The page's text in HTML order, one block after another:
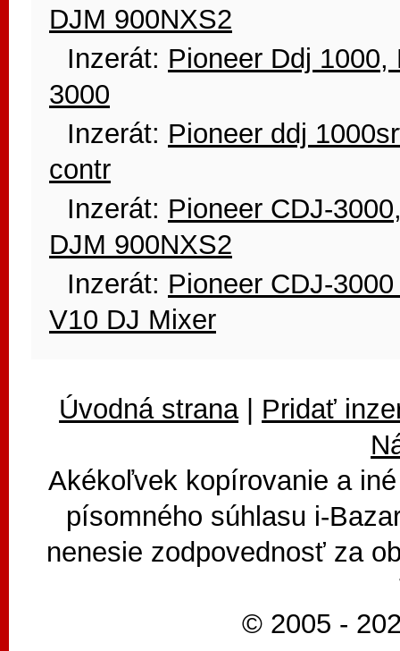
DJM 900NXS2
Inzerát: Pioneer Ddj
3000
Inzerát: Pioneer ddj
contr
Inzerát: Pioneer CDJ-
DJM 900NXS2
Inzerát: Pioneer CDJ-
V10 DJ Mixer
Úvodná strana| Pridať
Akékoľvek kopírovanie a
písomného súhlasu i-
nenesie zodpovednosť za
© 2005 -